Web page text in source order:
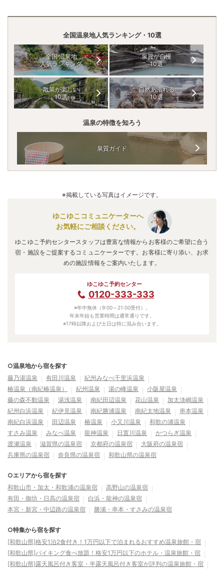
全国温泉地人気ランキング・10選
全国 温泉地
人気ランキング
泉質が自慢
10選
散策が楽しい
10選
自然あふれる
10選
温泉の特徴を知ろう
泉質ガイド
※掲載している写真はイメージです。
ゆこゆこコミュニケーターへ
お気軽にご相談ください。
ゆこゆこ予約センタースタッフは豊富な情報からお客様のご希望に合う
宿・施設をご提案するコミュニケーターです。お客様に寄り添い、お求
めの施設情報をご案内いたします。
ゆこゆこ予約センター
0120-333-333
※年中無休（9:00～21:00受付）。
年末年始も営業時間は通常通りです。
※17時以降および土日は特に混み合います。
○温泉地から宿を探す
藤乃湯温泉
有田川温泉
紀州みなべ千里浜温泉
椿温泉（南紀椿温泉）
紀州温泉 湯の峰温泉
小阪屋温泉
藤の森不動温泉
湯浅温泉 南紀田辺温泉 花山温泉
加太淡嶋温泉
紀州白浜温泉
紀伊見温泉 南紀勝浦温泉 南紀太地温泉
串本温泉
南紀白浜温泉
田辺温泉 椿温泉 小又川温泉
和歌の浦温泉
すさみ温泉
みなべ温泉 龍神温泉 日置川温泉
かつらぎ温泉
渡瀬温泉
滋賀県の温泉宿 京都府の温泉宿
大阪府の温泉宿
兵庫県の温泉宿
奈良県の温泉宿 和歌山県の温泉宿
○エリアから宿を探す
和歌山市・加太・和歌浦の温泉宿
高野山の温泉宿
有田・御坊・日高の温泉宿
白浜・龍神の温泉宿
本宮・新宮・中辺路の温泉宿
勝浦・串本・すさみの温泉宿
○特集から宿を探す
[和歌山県]格安1泊2食付き！1万円以下で泊まれるおすすめ温泉旅館・宿
[和歌山県]バイキング食べ放題！格安1万円以下のホテル・温泉旅館・宿
[和歌山県]露天風呂付き客室・半露天風呂付き客室が評判の温泉旅館・宿